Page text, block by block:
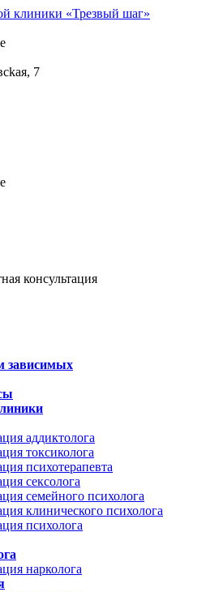
7
консультация
зависимых
аддиктолога
токсиколога
психотерапевта
сексолога
семейного психолога
клинического психолога
психолога
нарколога